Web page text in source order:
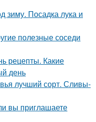
зиму. Посадка лука и
полезные соседи
рецепты. Какие
день
лучший сорт. Сливы-
вы приглашаете